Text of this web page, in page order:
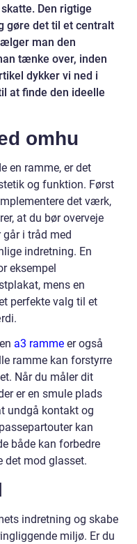
Den rigtige
gøre det til et centralt
man den
tænke over, inden
dykker vi ned i
at finde den ideelle
omhu
en ramme, er det
og funktion. Først
det værk,
at du bør overveje
går i tråd med
indretning. En
eksempel
mens en
perfekte valg til et
a3 ramme er også
ramme kan forstyrre
Når du måler dit
er en smule plads
undgå kontakt og
kan
både kan forbedre
mod glasset.
indretning og skabe
miljø. Er du